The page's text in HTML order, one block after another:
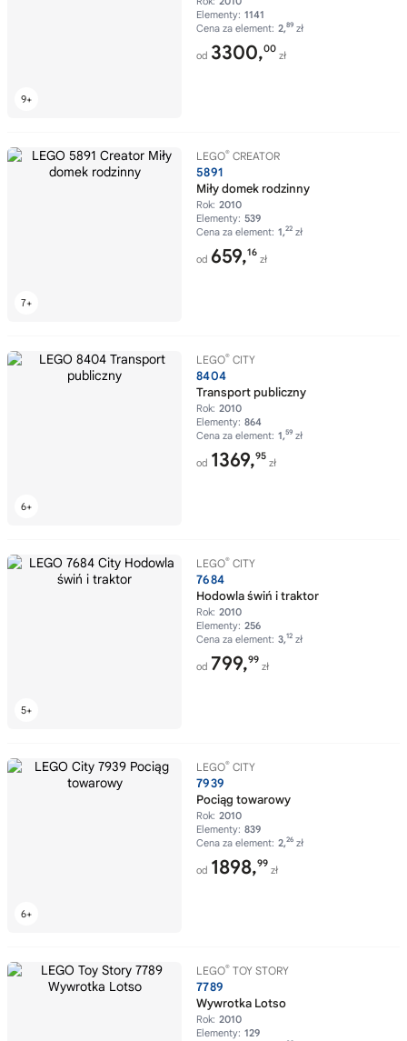
Elementy: 1141
Cena za element: 2,89 zł
od 3300,00
zł
LEGO® CREATOR
5891
Miły domek rodzinny
Rok: 2010
Elementy: 539
Cena za element: 1,22 zł
od 659,16
zł
LEGO® CITY
8404
Transport publiczny
Rok: 2010
Elementy: 864
Cena za element: 1,59 zł
od 1369,95
zł
LEGO® CITY
7684
Hodowla świń i traktor
Rok: 2010
Elementy: 256
Cena za element: 3,12 zł
od 799,99
zł
LEGO® CITY
7939
Pociąg towarowy
Rok: 2010
Elementy: 839
Cena za element: 2,26 zł
od 1898,99
zł
LEGO® TOY STORY
7789
Wywrotka Lotso
Rok: 2010
Elementy: 129